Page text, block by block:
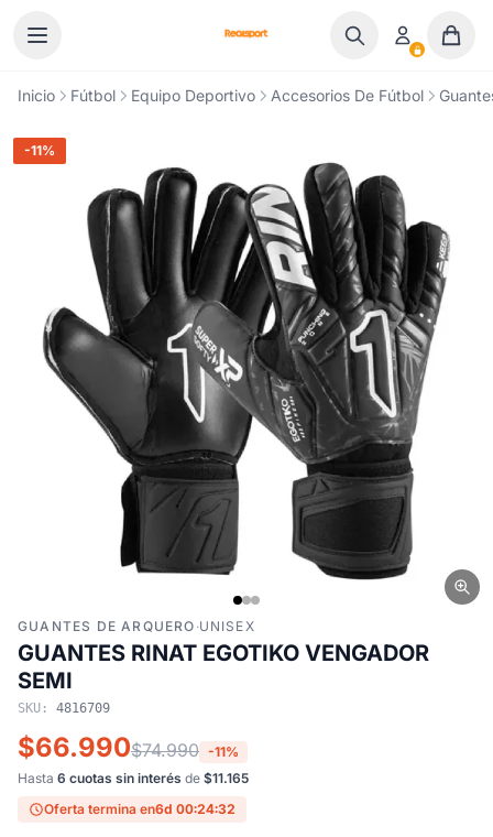
Inicio Fútbol Equipo Deportivo Accesorios De Fútbol
-11%
GUANTES DE ARQUERO ·UNISEX
GUANTES RINAT EGOTIKO VENGADOR
SEMI
SKU: 4816709
$66.990$74.990 -11%
Hasta 6 cuotas sin interés de $11.165
Oferta termina en6d 00:24:31